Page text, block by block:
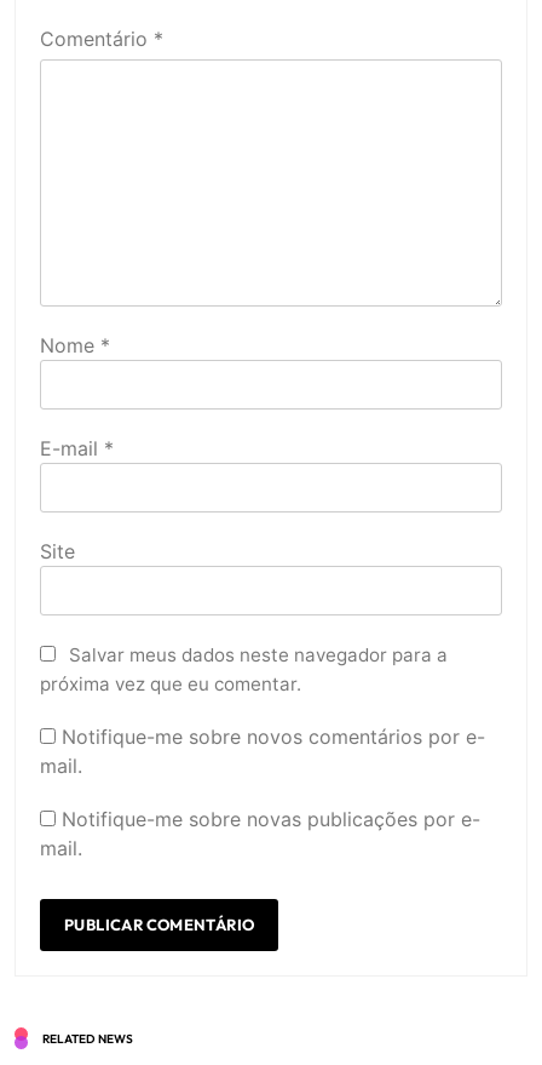
Comentário *
Nome *
E-mail *
Site
Salvar meus dados neste navegador para a
próxima vez que eu comentar.
Notifique-me sobre novos comentários por e-
mail.
Notifique-me sobre novas publicações por e-
mail.
RELATED NEWS